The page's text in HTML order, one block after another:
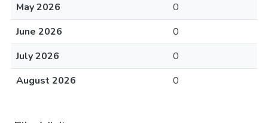
May 2026
0
June 2026
0
July 2026
0
August 2026
0